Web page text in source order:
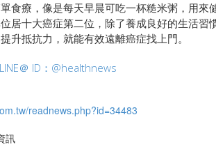
食療，像是每天早晨可吃一杯糙米粥，用來
居十大癌症第二位，除了養成良好的生活習
升抵抗力，就能有效遠離癌症找上門。
＠ ID：@healthnews
readnews.php?id=34483
訊